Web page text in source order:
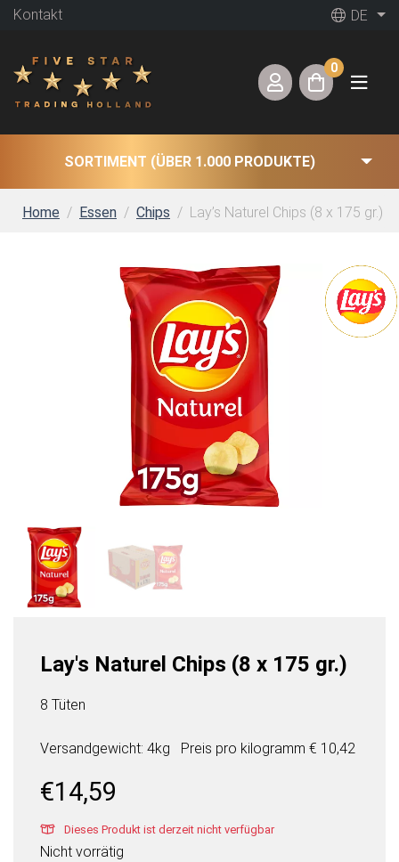
Kontakt DE
0
SORTIMENT (ÜBER 1.000 PRODUKTE)
Home Essen Chips Lay’s Naturel Chips (8 x 175 gr.)
Lay's Naturel Chips (8 x 175 gr.)
8 Tüten
Versandgewicht: 4kg Preis pro kilogramm € 10,42
€14,59
Dieses Produkt ist derzeit nicht verfügbar
Nicht vorrätig